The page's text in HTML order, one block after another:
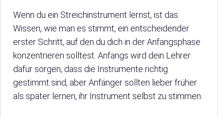
Wenn du ein Streichinstrument lernst, ist das
Wissen, wie man es stimmt, ein entscheidender
erster Schritt, auf den du dich in der Anfangsphase
konzentrieren solltest. Anfangs wird dein Lehrer
dafür sorgen, dass die Instrumente richtig
gestimmt sind, aber Anfänger sollten lieber früher
als später lernen, ihr Instrument selbst zu stimmen.